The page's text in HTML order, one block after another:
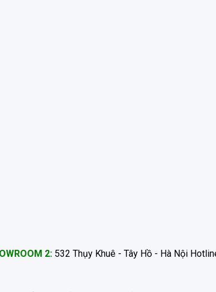
2: 532 Thụy Khuê - Tây Hồ - Hà Nội